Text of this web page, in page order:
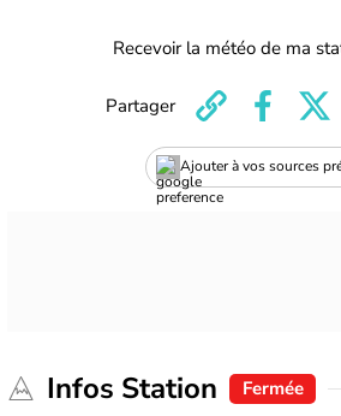
Recevoir la météo de ma
Ajouter à vos sources
Partager
Infos Station Fermée